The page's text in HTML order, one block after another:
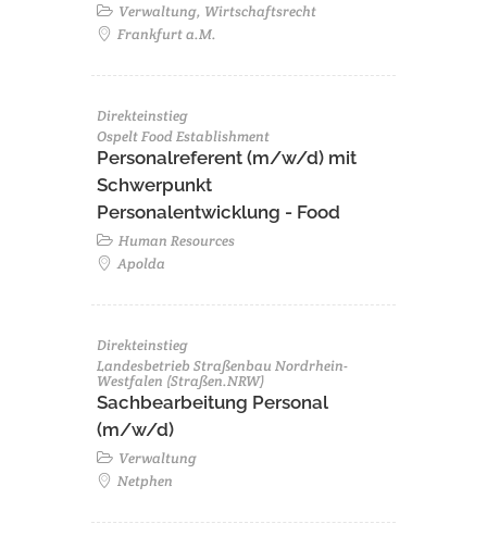
Verwaltung, Wirtschaftsrecht
Frankfurt a.M.
Direkteinstieg
Ospelt Food Establishment
Personalreferent (m/w/d) mit
Schwerpunkt
Personalentwicklung - Food
Human Resources
Apolda
Direkteinstieg
Landesbetrieb Straßenbau Nordrhein-
Westfalen (Straßen.NRW)
Sachbearbeitung Personal
(m/w/d)
Verwaltung
Netphen